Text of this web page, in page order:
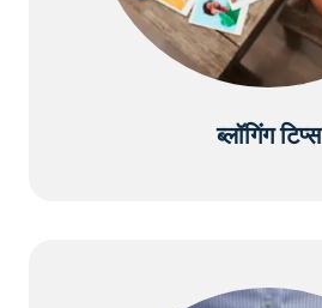
ब्लॉगिंग टिप्स